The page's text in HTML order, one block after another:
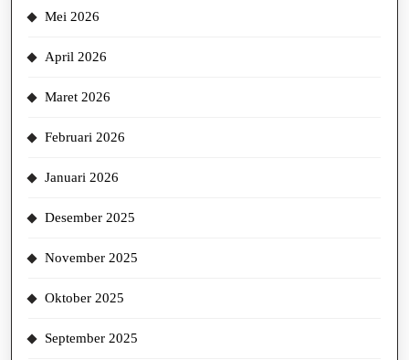
Mei 2026
April 2026
Maret 2026
Februari 2026
Januari 2026
Desember 2025
November 2025
Oktober 2025
September 2025